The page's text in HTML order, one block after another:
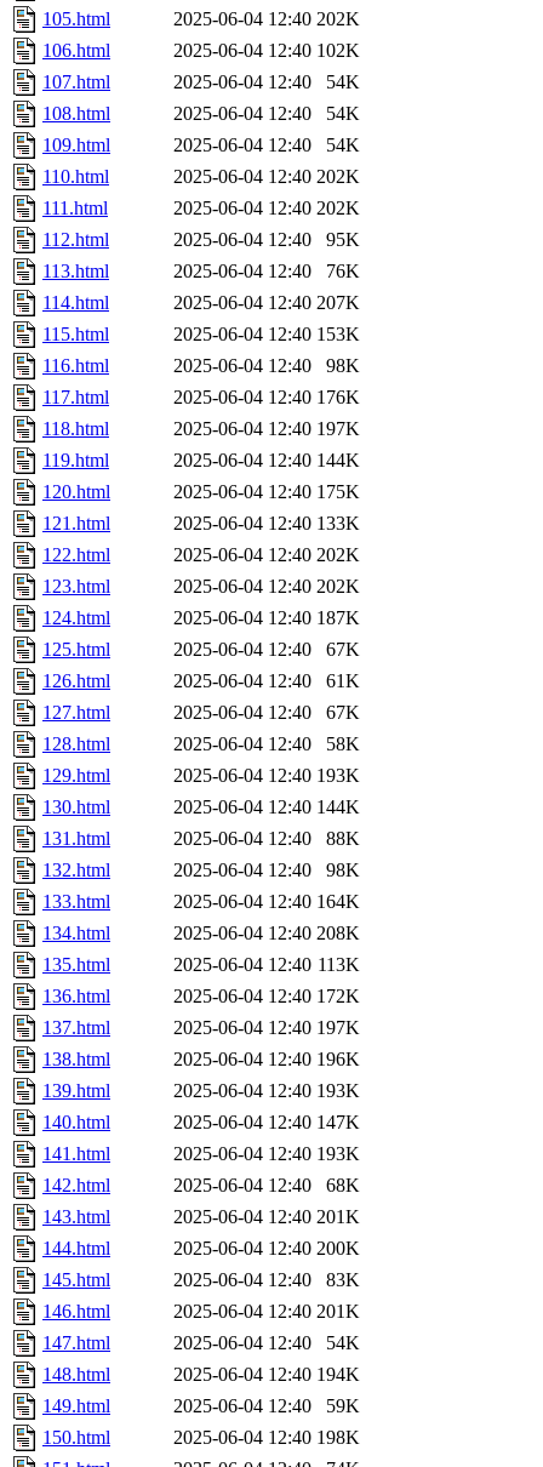
105.html
2025-06-04 12:40 202K
106.html
2025-06-04 12:40 102K
107.html
2025-06-04 12:40
54K
108.html
2025-06-04 12:40
54K
109.html
2025-06-04 12:40
54K
110.html
2025-06-04 12:40 202K
111.html
2025-06-04 12:40 202K
112.html
2025-06-04 12:40
95K
113.html
2025-06-04 12:40
76K
114.html
2025-06-04 12:40 207K
115.html
2025-06-04 12:40 153K
116.html
2025-06-04 12:40
98K
117.html
2025-06-04 12:40 176K
118.html
2025-06-04 12:40 197K
119.html
2025-06-04 12:40 144K
120.html
2025-06-04 12:40 175K
121.html
2025-06-04 12:40 133K
122.html
2025-06-04 12:40 202K
123.html
2025-06-04 12:40 202K
124.html
2025-06-04 12:40 187K
125.html
2025-06-04 12:40
67K
126.html
2025-06-04 12:40
61K
127.html
2025-06-04 12:40
67K
128.html
2025-06-04 12:40
58K
129.html
2025-06-04 12:40 193K
130.html
2025-06-04 12:40 144K
131.html
2025-06-04 12:40
88K
132.html
2025-06-04 12:40
98K
133.html
2025-06-04 12:40 164K
134.html
2025-06-04 12:40 208K
135.html
2025-06-04 12:40 113K
136.html
2025-06-04 12:40 172K
137.html
2025-06-04 12:40 197K
138.html
2025-06-04 12:40 196K
139.html
2025-06-04 12:40 193K
140.html
2025-06-04 12:40 147K
141.html
2025-06-04 12:40 193K
142.html
2025-06-04 12:40
68K
143.html
2025-06-04 12:40 201K
144.html
2025-06-04 12:40 200K
145.html
2025-06-04 12:40
83K
146.html
2025-06-04 12:40 201K
147.html
2025-06-04 12:40
54K
148.html
2025-06-04 12:40 194K
149.html
2025-06-04 12:40
59K
150.html
2025-06-04 12:40 198K